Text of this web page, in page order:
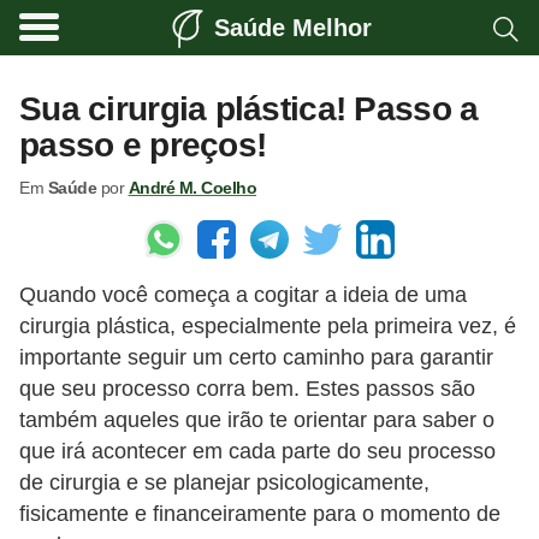
Saúde Melhor
Sua cirurgia plástica! Passo a
passo e preços!
Em SaúdeporAndré M. Coelho
Quando você começa a cogitar a ideia de uma
cirurgia plástica, especialmente pela primeira vez, é
importante seguir um certo caminho para garantir
que seu processo corra bem. Estes passos são
também aqueles que irão te orientar para saber o
que irá acontecer em cada parte do seu processo
de cirurgia e se planejar psicologicamente,
fisicamente e financeiramente para o momento de
A
i
v
i
d
e
í
s
i
c